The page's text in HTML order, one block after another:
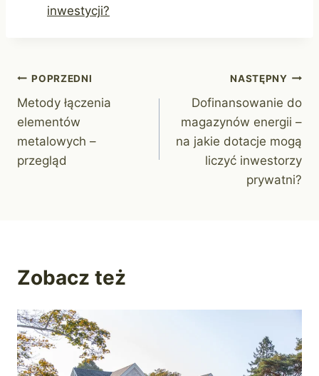
inwestycji?
Nawigacja
wpisu
POPRZEDNI
Metody łączenia
elementów
metalowych –
przegląd
NASTĘPNY
Dofinansowanie do
magazynów energii –
na jakie dotacje mogą
liczyć inwestorzy
prywatni?
Zobacz też